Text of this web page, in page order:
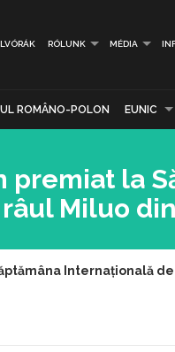
RÓLUNK MÉDIA
ROMÂNO-POLON EUNIC
premiat la
Miluo
Internațională